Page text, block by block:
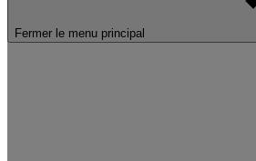
Fermer le menu principal